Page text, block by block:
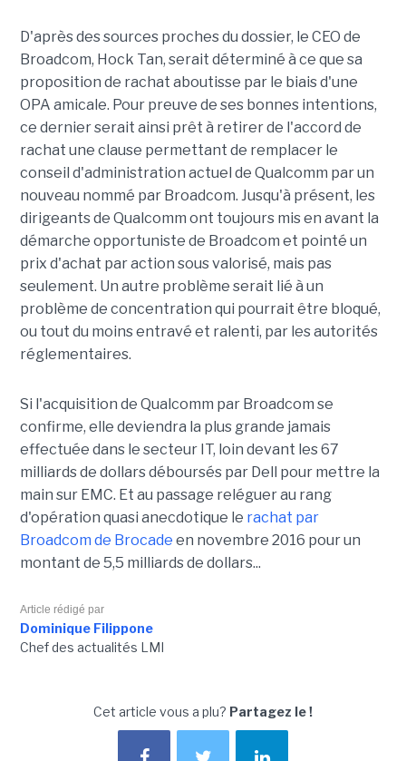
D'après des sources proches du dossier, le CEO de
Broadcom, Hock Tan, serait déterminé à ce que sa
proposition de rachat aboutisse par le biais d'une
OPA amicale. Pour preuve de ses bonnes intentions,
ce dernier serait ainsi prêt à retirer de l'accord de
rachat une clause permettant de remplacer le
conseil d'administration actuel de Qualcomm par un
nouveau nommé par Broadcom. Jusqu'à présent, les
dirigeants de Qualcomm ont toujours mis en avant la
démarche opportuniste de Broadcom et pointé un
prix d'achat par action sous valorisé, mais pas
seulement. Un autre problème serait lié à un
problème de concentration qui pourrait être bloqué,
ou tout du moins entravé et ralenti, par les autorités
réglementaires.
Si l'acquisition de Qualcomm par Broadcom se
confirme, elle deviendra la plus grande jamais
effectuée dans le secteur IT, loin devant les 67
milliards de dollars déboursés par Dell pour mettre la
main sur EMC. Et au passage reléguer au rang
d'opération quasi anecdotique le rachat par
Broadcom de Brocade en novembre 2016 pour un
montant de 5,5 milliards de dollars...
Article rédigé par
Dominique Filippone
Chef des actualités LMI
Cet article vous a plu? Partagez le !